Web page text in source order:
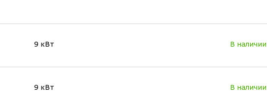
9 кВт В наличии
9 кВт В наличии